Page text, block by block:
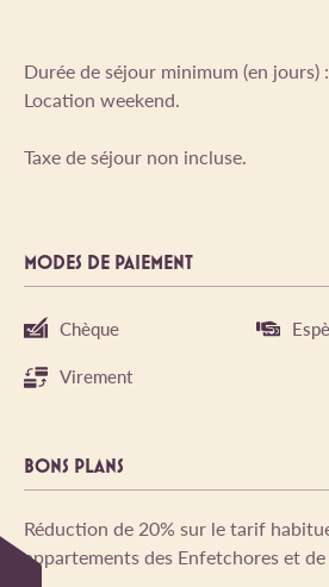
Durée de séjour minimum (en jours)
Location weekend.
Taxe de séjour non incluse.
MODES DE PAIEMENT
Chèque
Virement
BONS PLANS
Réduction de 20% sur le tarif
appartements des Enfetchores et de